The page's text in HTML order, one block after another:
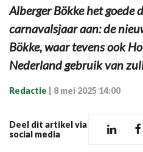
Alberger Bökke het goede
carnavalsjaar aan: de
Bökke, waar tevens ook
Nederland gebruik van
Redactie 8 mei 2025 14:00
Deel dit artikel via
social media